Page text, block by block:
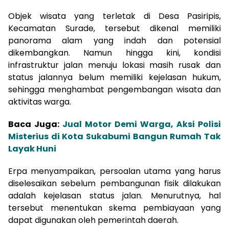
Objek wisata yang terletak di Desa Pasiripis,
Kecamatan Surade, tersebut dikenal memiliki
panorama alam yang indah dan potensial
dikembangkan. Namun hingga kini, kondisi
infrastruktur jalan menuju lokasi masih rusak dan
status jalannya belum memiliki kejelasan hukum,
sehingga menghambat pengembangan wisata dan
aktivitas warga.
Baca Juga: Jual Motor Demi Warga, Aksi Polisi
Misterius di Kota Sukabumi Bangun Rumah Tak
Layak Huni
Erpa menyampaikan, persoalan utama yang harus
diselesaikan sebelum pembangunan fisik dilakukan
adalah kejelasan status jalan. Menurutnya, hal
tersebut menentukan skema pembiayaan yang
dapat digunakan oleh pemerintah daerah.